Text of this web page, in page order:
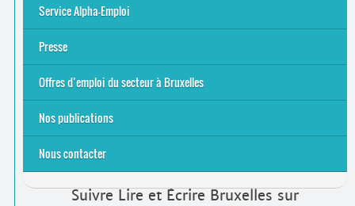
S’initier
Se former
Se rencontrer
Être accompagné·e
Service Alpha-Emploi
Équipe et contacts
Accompagnement individuel
Accompagnement collectif
Folder Service Alpha-Emploi
Presse
2021
2024
2025
Offres d’emploi du secteur à Bruxelles
Emplois rémunérés
Bénévolat
Candidature spontanée à Lire et Écrire Bruxelles
Nos publications
Nous contacter
Suivre Lire et Écrire Bruxelles sur